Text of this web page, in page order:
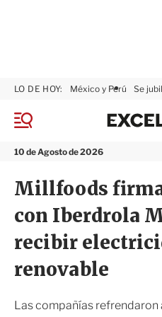
M
n
10 de Agosto de 2026
LO DE HOY: México y Perú Se
Millfoods
con Iberdrola
recibir
renovable
Las compañías